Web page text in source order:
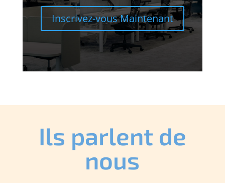
Inscrivez-vous Maintenant
Ils parlent de
nous